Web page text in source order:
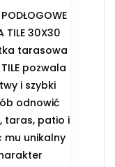
PODŁOGOWE
TILE 30X30
tarasowa
TILE pozwala
i szybki
odnowić
taras, patio i
mu unikalny